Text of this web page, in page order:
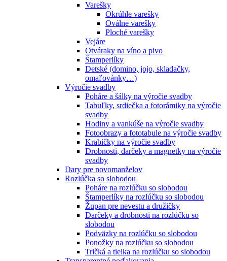
Varešky
Okrúhle varešky
Oválne varešky
Ploché varešky
Vejáre
Otváraky na víno a pivo
Štamperlíky
Detské (domino, jojo, skladačky,
omaľovánky…)
Výročie svadby
Poháre a šálky na výročie svadby
Tabuľky, srdiečka a fotorámiky na výročie
svadby
Hodiny a vankúše na výročie svadby
Fotoobrazy a fototabule na výročie svadby
Krabičky na výročie svadby
Drobnosti, darčeky a magnetky na výročie
svadby
Dary pre novomanželov
Rozlúčka so slobodou
Poháre na rozlúčku so slobodou
Štamperlíky na rozlúčku so slobodou
Župan pre nevestu a družičky
Darčeky a drobnosti na rozlúčku so
slobodou
Podväzky na rozlúčku so slobodou
Ponožky na rozlúčku so slobodou
Tričká a tielka na rozlúčku so slobodou